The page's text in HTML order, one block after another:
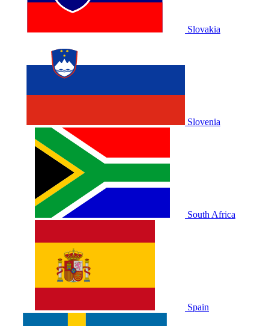
Slovakia
Slovenia
South Africa
Spain